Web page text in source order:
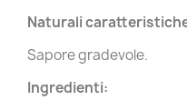
Naturali
Sapore gradevole.
Ingredienti: